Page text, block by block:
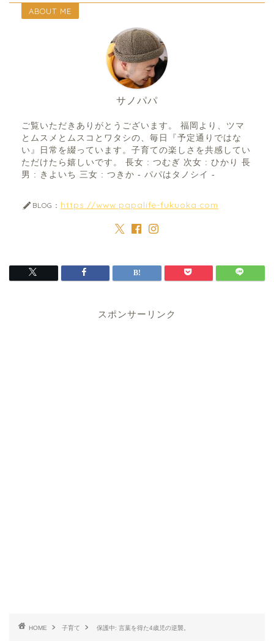
ABOUT ME
サノパパ
ご覧いただきありがとうございます。 福岡より、ツマ
とムスメとムスコとワタシの、毎日『予定通りではな
い』日常を綴っています。子育ての楽しさを共感してい
ただけたら嬉しいです。 長女 : つむぎ 次女 : ひかり 長
男 : きよいち 三女 : つきか - パパはタノシイ -
BLOG： https://www.papalife-fukuoka.com
スポンサーリンク
HOME 子育て 保護中: 言葉を得た4歳児の逆襲。